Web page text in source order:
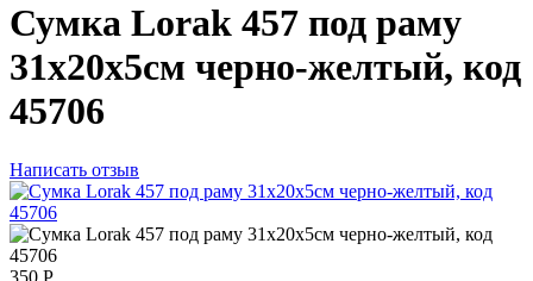
Сумка Lorak 457 под раму
31х20х5см черно-желтый, код
45706
Написать отзыв
350 Р